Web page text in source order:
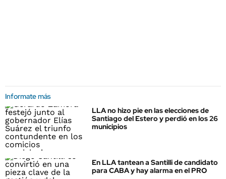
Informate más
LLA no hizo pie en las elecciones de
Santiago del Estero y perdió en los 26
municipios
En LLA tantean a Santilli de candidato
para CABA y hay alarma en el PRO